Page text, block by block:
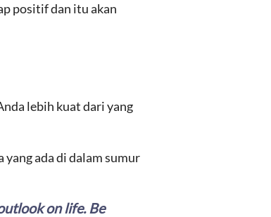
positif dan itu akan
lebih kuat dari yang
yang ada di dalam sumur
on life. Be